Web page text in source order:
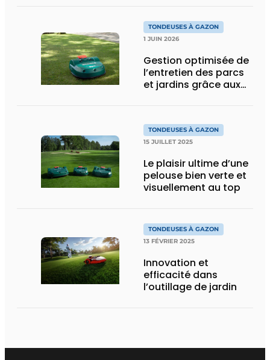
TONDEUSES À GAZON
1 JUIN 2026
Gestion optimisée de
l’entretien des parcs
et jardins grâce aux
TONDEUSES À GAZON
15 JUILLET 2025
Le plaisir ultime d’une
pelouse bien verte et
visuellement au top
TONDEUSES À GAZON
13 FÉVRIER 2025
Innovation et
efficacité dans
l’outillage de jardin